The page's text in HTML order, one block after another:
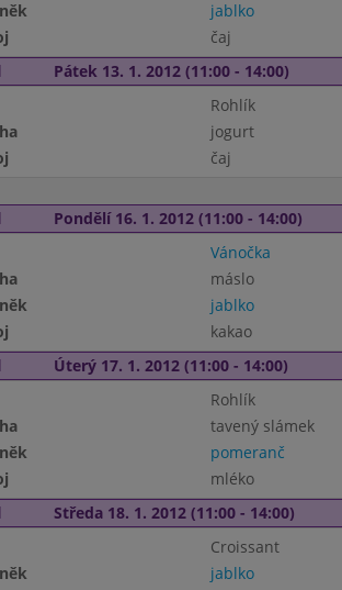
jablko
čaj
Pátek 13. 1. 2012 (11:00 - 14:00)
Rohlík
jogurt
čaj
Pondělí 16. 1. 2012 (11:00 - 14:00)
Vánočka
máslo
jablko
kakao
Úterý 17. 1. 2012 (11:00 - 14:00)
Rohlík
tavený slámek
pomeranč
mléko
Středa 18. 1. 2012 (11:00 - 14:00)
Croissant
jablko